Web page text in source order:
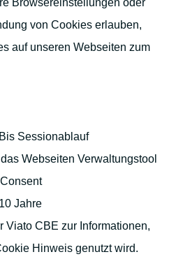
Browsereinstellungen oder
von Cookies erlauben,
auf unseren Webseiten zum
Sessionablauf
Webseiten Verwaltungstool
Jahre
Viato CBE zur Informationen,
Hinweis genutzt wird.